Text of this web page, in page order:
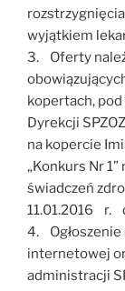
wyjątkiem
3. Oferty
kopertach,
Dyrekcji
na kopercie
„Konkurs Nr
świadczeń
11.01.2016
4. Ogłoszenie
internetowej
administracji